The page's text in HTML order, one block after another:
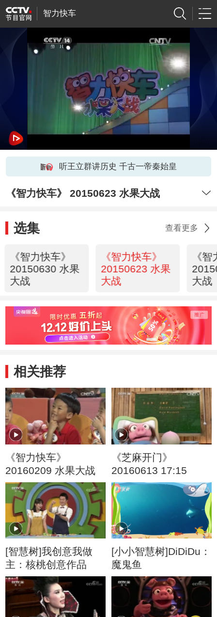
智力快车
听王立群讲历史 千古一帝秦始皇
《智力快车》 20150623 水果大战
选集 查看更多
《智力快车》
20150630 水果
大战
《智力快车》
20150623 水果
大战
《
大战
相关推荐
《智力快车》
20160209 水果大战
《芝麻开门》
20160613 17:15
[智慧树]我创意我做
主：核桃创意作品
[小小智慧树]DiDiDu：
魔鬼鱼